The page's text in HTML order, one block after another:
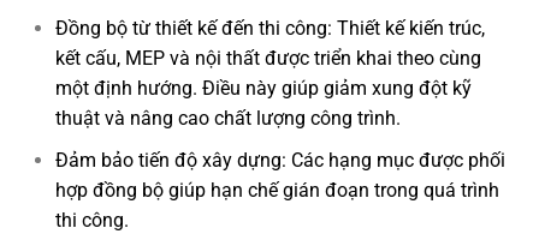
Đồng bộ từ thiết kế đến thi công: Thiết kế kiến trúc,
kết cấu, MEP và nội thất được triển khai theo cùng
một định hướng. Điều này giúp giảm xung đột kỹ
thuật và nâng cao chất lượng công trình.
Đảm bảo tiến độ xây dựng: Các hạng mục được phối
hợp đồng bộ giúp hạn chế gián đoạn trong quá trình
thi công.